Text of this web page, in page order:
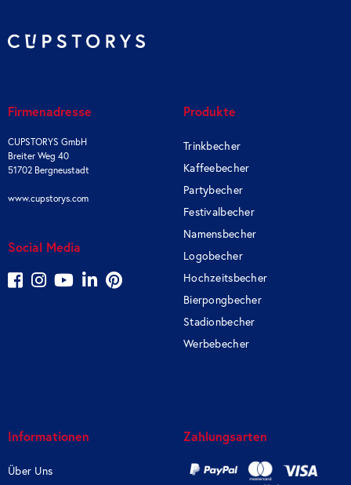
Firmenadresse
CUPSTORYS GmbH
Breiter Weg 40
51702 Bergneustadt
www.cupstorys.com
Social Media
Produkte
Trinkbecher
Kaffeebecher
Partybecher
Festivalbecher
Namensbecher
Logobecher
Hochzeitsbecher
Bierpongbecher
Stadionbecher
Werbebecher
Informationen
Über Uns
Zahlungsarten